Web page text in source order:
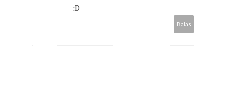
:D
Balas